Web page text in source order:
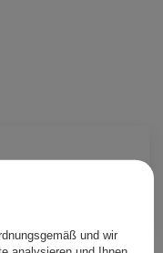
WARENKORB
von
und wir